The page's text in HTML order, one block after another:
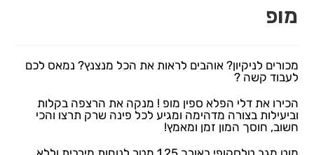
מופ
מכורים לניקיון? אוהבים לראות את הכל מנצנץ? נמאס לכם
לעבוד קשה ?
הכירו את דלי הפלא ספין מופ ! מנקה את הרצפה בקלות
וביעילות בצורה מדהימה ומגיע לכל פינה שרק תרצו והכי
חשוב, חוסך המון זמן ומאמץ!